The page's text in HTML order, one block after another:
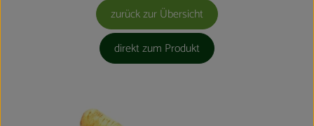
zurück zur Übersicht
direkt zum Produkt